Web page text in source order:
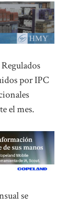
por IPC
el mes.
se